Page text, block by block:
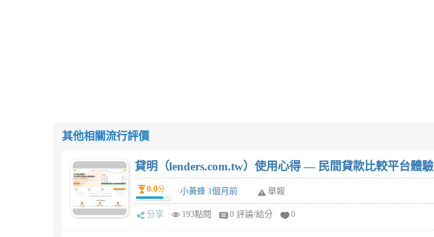
其他相關流行評價
貸明（lenders.com.tw）使用心得 — 民間貸款比較平台體驗
0.0分 小黃蜂 1個月前 舉報
分享 193點閱 0 評論/給分 0